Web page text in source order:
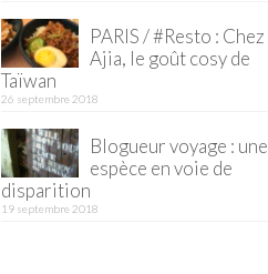
PARIS / #Resto : Chez
Ajia, le goût cosy de
Taïwan
26 septembre 2018
Blogueur voyage : une
espèce en voie de
disparition
19 septembre 2018